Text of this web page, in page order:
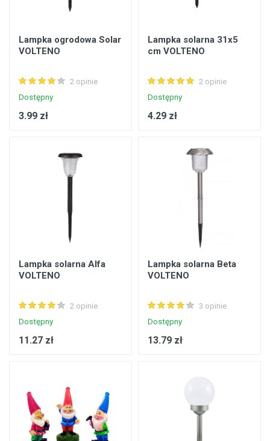
Lampka ogrodowa Solar
VOLTENO
2 opinie
Dostępny
3.99 zł
Lampka solarna 31x5
cm VOLTENO
2 opinie
Dostępny
4.29 zł
Lampka solarna Alfa
VOLTENO
2 opinie
Dostępny
11.27 zł
Lampka solarna Beta
VOLTENO
3 opinie
Dostępny
13.79 zł